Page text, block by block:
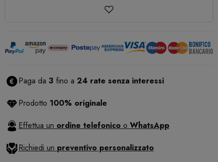
Paga da 3 fino a 24 rate senza interessi
Prodotto 100% originale
Effettua un ordine telefonico o WhatsApp
Richiedi un preventivo personalizzato